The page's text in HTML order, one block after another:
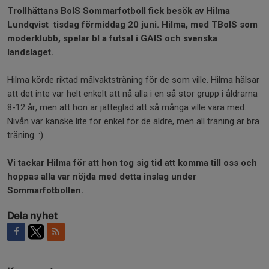
Trollhättans BoIS Sommarfotboll fick besök av Hilma
Lundqvist tisdag förmiddag 20 juni. Hilma, med TBoIS som
moderklubb, spelar bl a futsal i GAIS och svenska
landslaget.
Hilma körde riktad målvaktsträning för de som ville. Hilma hälsar
att det inte var helt enkelt att nå alla i en så stor grupp i åldrarna
8-12 år, men att hon är jätteglad att så många ville vara med.
Nivån var kanske lite för enkel för de äldre, men all träning är bra
träning. :)
Vi tackar Hilma för att hon tog sig tid att komma till oss och
hoppas alla var nöjda med detta inslag under
Sommarfotbollen.
Dela nyhet